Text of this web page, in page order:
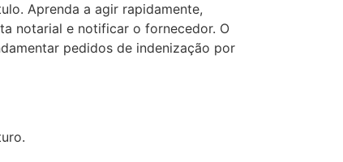
Aprenda a agir rapidamente,
notarial e notificar o fornecedor. O
pedidos de indenização por